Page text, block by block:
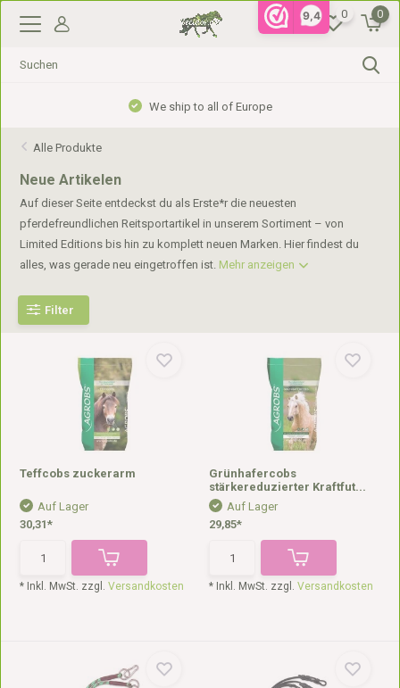
9,4 0 0
Gratis verzending vanaf €99,- in NL, €110,- in BE
Alle Produkte
Neue Artikelen
Auf dieser Seite entdeckst du als Erste*r die neuesten
pferdefreundlichen Reitsportartikel in unserem Sortiment – von
Limited Editions bis hin zu komplett neuen Marken. Hier findest du
alles, was gerade neu eingetroffen ist. Mehr anzeigen
Filter
Teffcobs zuckerarm
Auf Lager
30,31*
* Inkl. MwSt. zzgl.Versandkosten
Grünhafercobs
stärkereduzierter Kraftfut...
Auf Lager
29,85*
* Inkl. MwSt. zzgl. Versandkosten